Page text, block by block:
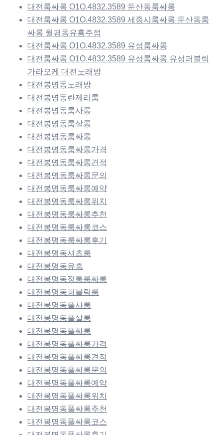
대전룸싸롱 O1O.4832.3589 둔산동룸싸롱
대전룸싸롱 O1O.4832.3589 세종시룸싸롱 둔산동룸
싸롱 월평동유흥주점
대전룸싸롱 O1O.4832.3589 유성룸싸롱
대전룸싸롱 O1O.4832.3589 유성룸싸롱 유성퍼블릭
가라오케 대전노래방
대전봉명동노래방
대전봉명동란제리룸
대전봉명동룸사롱
대전봉명동룸살롱
대전봉명동룸싸롱
대전봉명동룸싸롱가격
대전봉명동룸싸롱견적
대전봉명동룸싸롱문의
대전봉명동룸싸롱예약
대전봉명동룸싸롱위치
대전봉명동룸싸롱추천
대전봉명동룸싸롱코스
대전봉명동룸싸롱후기
대전봉명동셔츠룸
대전봉명동유흥
대전봉명동정통룸싸롱
대전봉명동퍼블릭룸
대전봉명동풀사롱
대전봉명동풀살롱
대전봉명동풀싸롱
대전봉명동풀싸롱가격
대전봉명동풀싸롱견적
대전봉명동풀싸롱문의
대전봉명동풀싸롱예약
대전봉명동풀싸롱위치
대전봉명동풀싸롱추천
대전봉명동풀싸롱코스